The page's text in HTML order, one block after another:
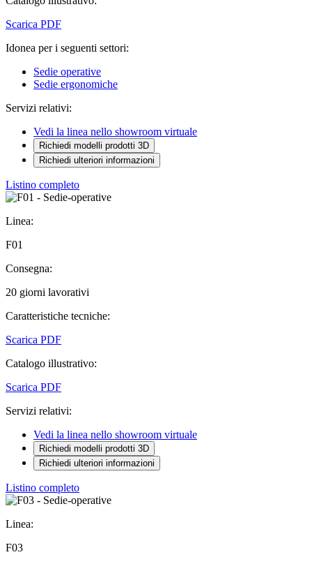
Scarica PDF
Idonea per i seguenti settori:
Sedie operative
Sedie ergonomiche
Servizi relativi:
Vedi la linea nello showroom virtuale
Richiedi modelli prodotti 3D
Richiedi ulteriori informazioni
Listino completo
Linea:
F01
Consegna:
20 giorni lavorativi
Caratteristiche tecniche:
Scarica PDF
Catalogo illustrativo:
Scarica PDF
Servizi relativi:
Vedi la linea nello showroom virtuale
Richiedi modelli prodotti 3D
Richiedi ulteriori informazioni
Listino completo
Linea:
F03